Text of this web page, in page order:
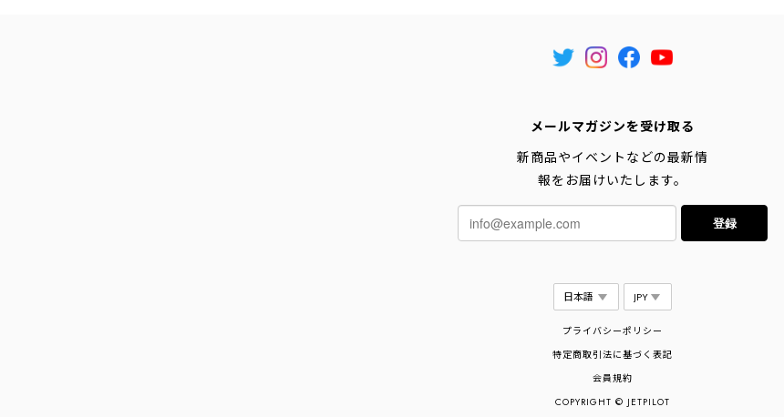
メールマガジンを受け取る
新商品やイベントなどの最新情
報をお届けいたします。
登録
プライバシーポリシー
特定商取引法に基づく表記
会員規約
COPYRIGHT © JETPILOT